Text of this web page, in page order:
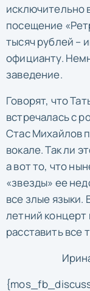
исключительно
посещение
тысяч рублей –
официанту.
заведение.
Говорят, что
встречалась с
Стас Михайлов
вокале. Так ли
а вот то, что
«звезды» ее
все злые языки.
летний
расставить все